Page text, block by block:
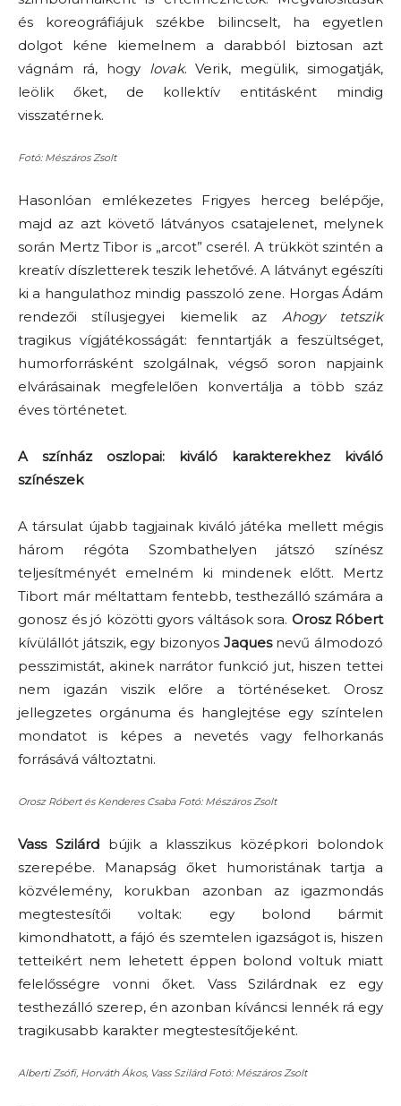
és koreográfiájuk székbe bilincselt, ha egyetlen
dolgot kéne kiemelnem a darabból biztosan azt
vágnám rá, hogy lovak. Verik, megülik, simogatják,
leölik őket, de kollektív entitásként mindig
visszatérnek.
Fotó: Mészáros Zsolt
Hasonlóan emlékezetes Frigyes herceg belépője,
majd az azt követő látványos csatajelenet, melynek
során Mertz Tibor is „arcot” cserél. A trükköt szintén a
kreatív díszletterek teszik lehetővé. A látványt egészíti
ki a hangulathoz mindig passzoló zene. Horgas Ádám
rendezői stílusjegyei kiemelik az Ahogy tetszik
tragikus vígjátékosságát: fenntartják a feszültséget,
humorforrásként szolgálnak, végső soron napjaink
elvárásainak megfelelően konvertálja a több száz
éves történetet.
A színház oszlopai: kiváló karakterekhez kiváló
színészek
A társulat újabb tagjainak kiváló játéka mellett mégis
három régóta Szombathelyen játszó színész
teljesítményét emelném ki mindenek előtt. Mertz
Tibort már méltattam fentebb, testhezálló számára a
gonosz és jó közötti gyors váltások sora. Orosz Róbert
kívülállót játszik, egy bizonyos Jaquesnevű álmodozó
pesszimistát, akinek narrátor funkció jut, hiszen tettei
nem igazán viszik előre a történéseket. Orosz
jellegzetes orgánuma és hanglejtése egy színtelen
mondatot is képes a nevetés vagy felhorkanás
forrásává változtatni.
Orosz Róbert és Kenderes Csaba Fotó: Mészáros Zsolt
Vass Szilárdbújik a klasszikus középkori bolondok
szerepébe. Manapság őket humoristának tartja a
közvélemény, korukban azonban az igazmondás
megtestesítői voltak: egy bolond bármit
kimondhatott, a fájó és szemtelen igazságot is, hiszen
tetteikért nem lehetett éppen bolond voltuk miatt
felelősségre vonni őket. Vass Szilárdnak ez egy
testhezálló szerep, én azonban kíváncsi lennék rá egy
tragikusabb karakter megtestesítőjeként.
Alberti Zsófi, Horváth Ákos, Vass Szilárd Fotó: Mészáros Zsolt